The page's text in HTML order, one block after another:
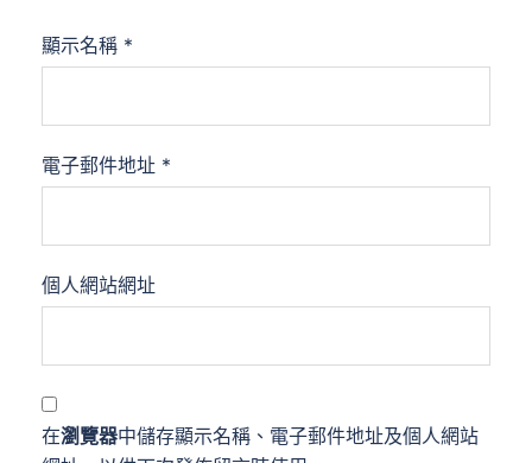
顯示名稱 *
電子郵件地址 *
個人網站網址
在瀏覽器中儲存顯示名稱、電子郵件地址及個人網站